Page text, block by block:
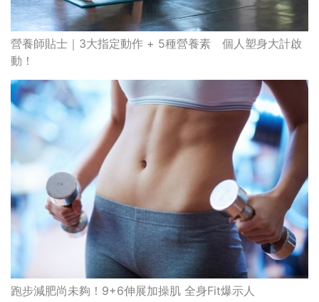
營養師貼士｜3大指定動作 + 5種營養素 個人塑身大計啟
動！
跑步減肥尚未夠！9+6伸展加操肌 全身Fit爆示人